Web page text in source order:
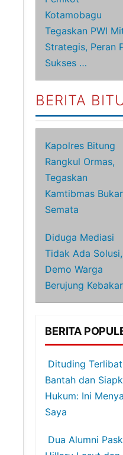
Kotamobagu
Tegaskan PWI
Strategis, Peran
Sukses …
BERITA
Kapolres Bitung
Rangkul Ormas,
Tegaskan
Kamtibmas
Semata
Diduga Mediasi
Tidak Ada Solusi,
Demo Warga
Berujung
BERITA
Dituding
Bantah dan
Hukum: Ini
Saya
Dua Alumni